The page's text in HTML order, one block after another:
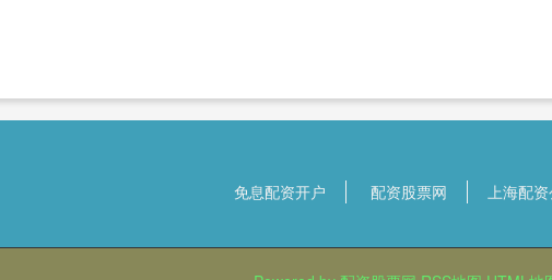
免息配资开户 配资股票网 上海配资